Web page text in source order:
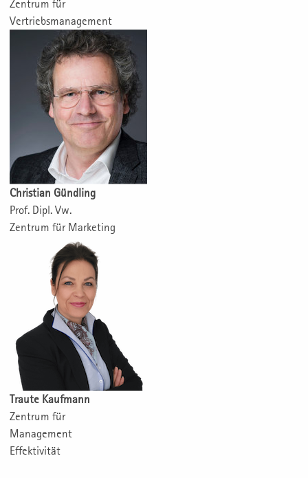
Zentrum für
Vertriebsmanagement
Christian Gündling
Prof. Dipl. Vw.
Zentrum für Marketing
Traute Kaufmann
Zentrum für
Management
Effektivität